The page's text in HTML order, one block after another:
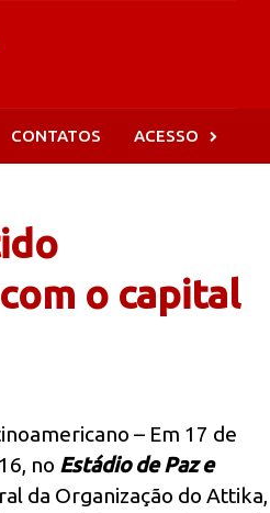
CONTATOS ACESSO
o capital
– Em 17 de
no Estádio de Paz e
da Organização do Attika,